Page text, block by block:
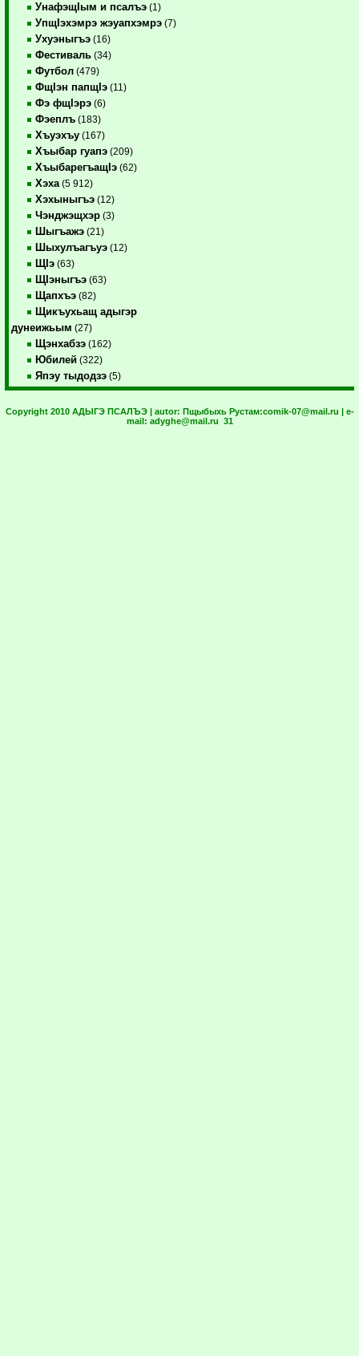
УнафэщIым и псалъэ (1)
УпщIэхэмрэ жэуапхэмрэ (7)
Ухуэныгъэ (16)
Фестиваль (34)
Футбол (479)
ФщIэн папщIэ (11)
Фэ фщIэрэ (6)
Фэеплъ (183)
Хъуэхъу (167)
Хъыбар гуапэ (209)
ХъыбарегъащIэ (62)
Хэха (5 912)
Хэхыныгъэ (12)
Чэнджэщхэр (3)
Шыгъажэ (21)
Шыхулъагъуэ (12)
ЩIэ (63)
ЩIэныгъэ (63)
Щапхъэ (82)
Щикъухьащ адыгэр
дунеижьым (27)
Щэнхабзэ (162)
Юбилей (322)
Япэу тыдодзэ (5)
Copyright 2010 АДЫГЭ ПСАЛЪЭ | autor: Пщыбыхь Рустам:comik-07@mail.ru | e-
mail: adyghe@mail.ru 31